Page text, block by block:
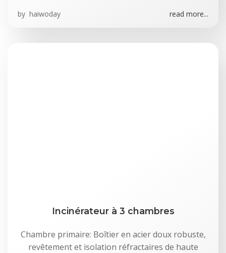
by haiwoday read more...
Incinérateur à 3 chambres
Chambre primaire: Boîtier en acier doux robuste,
revêtement et isolation réfractaires de haute